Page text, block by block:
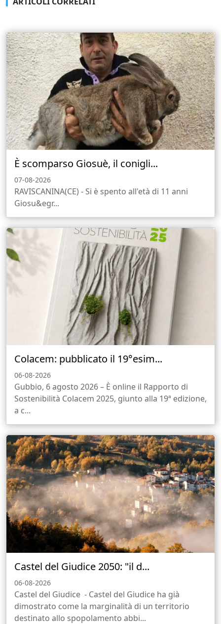
È scomparso Giosuè, il conigli...
07-08-2026
RAVISCANINA(CE) - Si è spento all'età di 11 anni
Giosu&egr...
Colacem: pubblicato il 19°esim...
06-08-2026
Gubbio, 6 agosto 2026 – È online il Rapporto di
Sostenibilità Colacem 2025, giunto alla 19ª edizione,
a c...
Castel del Giudice 2050: "il d...
06-08-2026
Castel del Giudice - Castel del Giudice ha già
dimostrato come la marginalità di un territorio
destinato allo spopolamento abbi...